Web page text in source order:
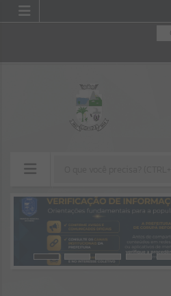
Resultados para
Portais